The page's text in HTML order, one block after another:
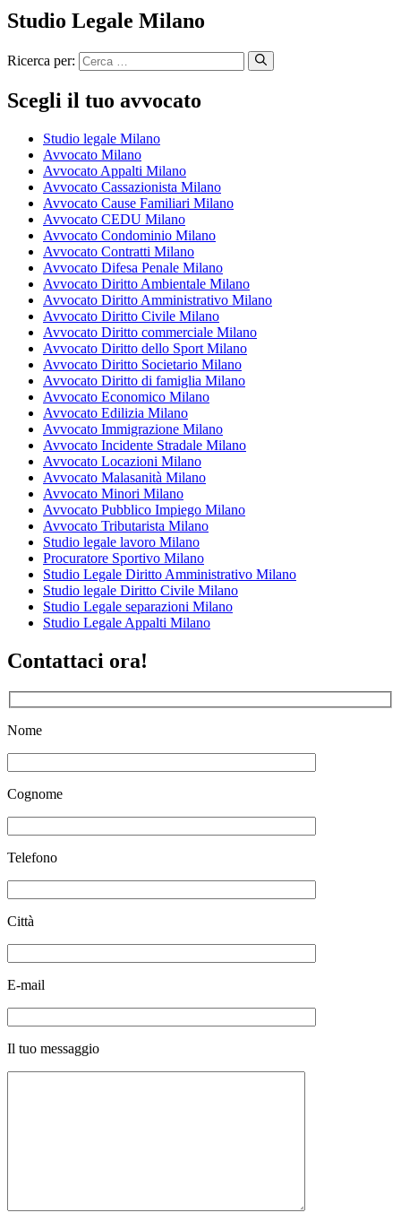
Studio Legale Milano
Ricerca per:
Scegli il tuo avvocato
Studio legale Milano
Avvocato Milano
Avvocato Appalti Milano
Avvocato Cassazionista Milano
Avvocato Cause Familiari Milano
Avvocato CEDU Milano
Avvocato Condominio Milano
Avvocato Contratti Milano
Avvocato Difesa Penale Milano
Avvocato Diritto Ambientale Milano
Avvocato Diritto Amministrativo Milano
Avvocato Diritto Civile Milano
Avvocato Diritto commerciale Milano
Avvocato Diritto dello Sport Milano
Avvocato Diritto Societario Milano
Avvocato Diritto di famiglia Milano
Avvocato Economico Milano
Avvocato Edilizia Milano
Avvocato Immigrazione Milano
Avvocato Incidente Stradale Milano
Avvocato Locazioni Milano
Avvocato Malasanità Milano
Avvocato Minori Milano
Avvocato Pubblico Impiego Milano
Avvocato Tributarista Milano
Studio legale lavoro Milano
Procuratore Sportivo Milano
Studio Legale Diritto Amministrativo Milano
Studio legale Diritto Civile Milano
Studio Legale separazioni Milano
Studio Legale Appalti Milano
Contattaci ora!
Nome
Cognome
Telefono
Città
E-mail
Il tuo messaggio